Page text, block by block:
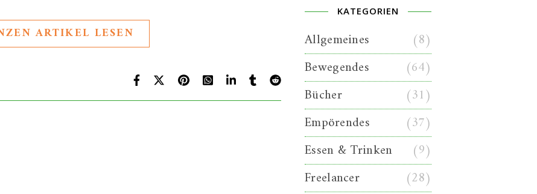
ARTIKEL LESEN
KATEGORIEN
Allgemeines
(8)
Bewegendes
(64)
Bücher
(31)
Empörendes
(37)
Essen & Trinken
(9)
Freelancer
(28)